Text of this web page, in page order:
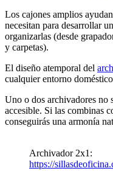
Los cajones amplios
necesitan para desarrollar
organizarlas (desde
y carpetas).
El diseño atemporal del
cualquier entorno
Uno o dos archivadores no
accesible. Si las combinas
conseguirás una armonía
Archivador 2x1:
https://